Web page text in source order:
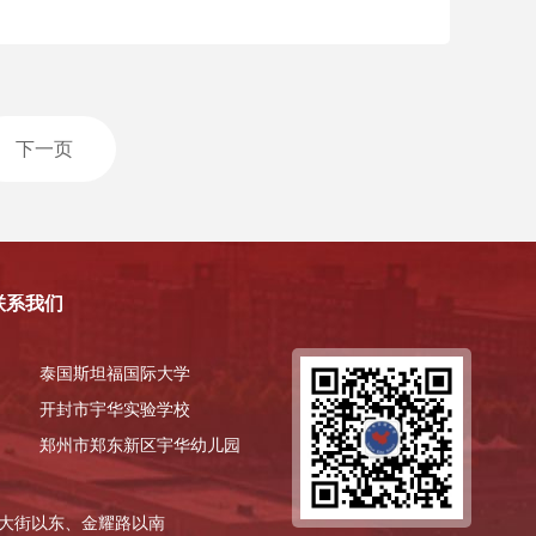
下一页
系我们
泰国斯坦福国际大学
开封市宇华实验学校
郑州市郑东新区宇华幼儿园
街以东、金耀路以南